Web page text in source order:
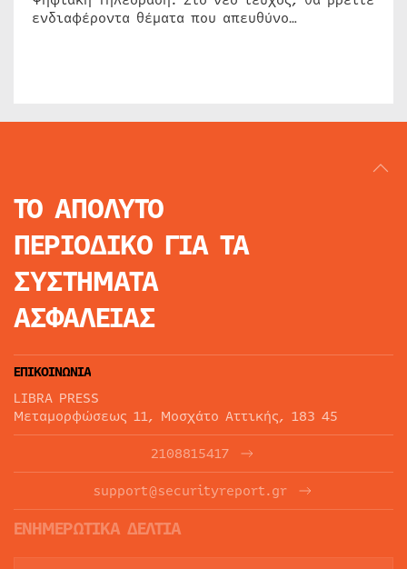
ενδιαφέροντα θέματα που απευθύνο…
ΤΟ ΑΠΟΛΥΤΟ
ΠΕΡΙΟΔΙΚΟ ΓΙΑ ΤΑ
ΣΥΣΤΗΜΑΤΑ
ΑΣΦΑΛΕΙΑΣ
ΕΠΙΚΟΙΝΩΝΙΑ
LIBRA PRESS
Μεταμορφώσεως 11, Μοσχάτο Αττικής, 183 45
2108815417
support@securityreport.gr
ΕΝΗΜΕΡΩΤΙΚΑ ΔΕΛΤΙΑ